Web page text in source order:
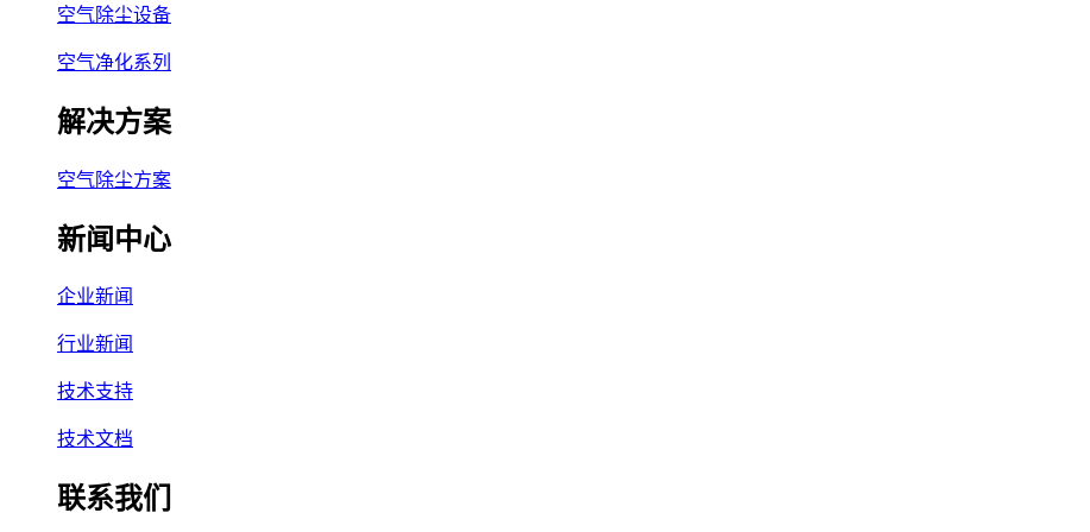
空气除尘设备
空气净化系列
解决方案
空气除尘方案
新闻中心
企业新闻
行业新闻
技术支持
技术文档
联系我们